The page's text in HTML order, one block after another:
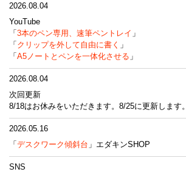
2026.08.04
YouTube
「 3本のペン専用、速筆ペントレイ 」
「 クリップを外して自由に書く 」
「 A5ノートとペンを一体化させる 」
2026.08.04
次回更新
8/18はお休みをいただきます。8/25に更新します。
2026.05.16
「 デスクワーク傾斜台 」エダキンSHOP
SNS